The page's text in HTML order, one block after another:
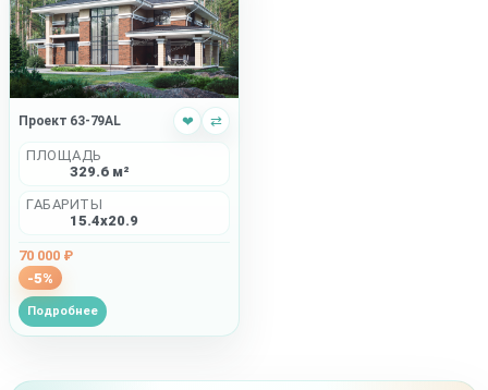
Проект 63-79AL ❤ ⇄
ПЛОЩАДЬ
329.6 м²
ГАБАРИТЫ
15.4x20.9
70 000 ₽
-5%
Подробнее